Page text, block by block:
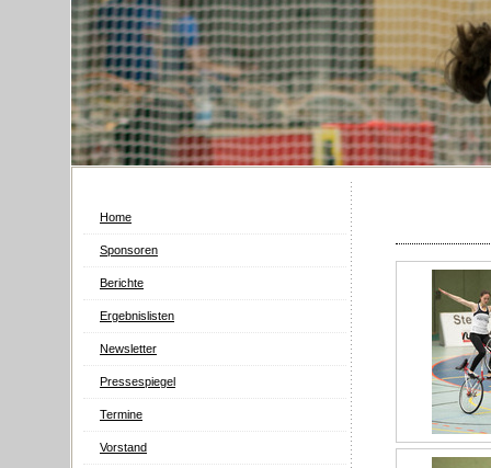
Home
Sponsoren
Berichte
Ergebnislisten
Newsletter
Pressespiegel
Termine
Vorstand